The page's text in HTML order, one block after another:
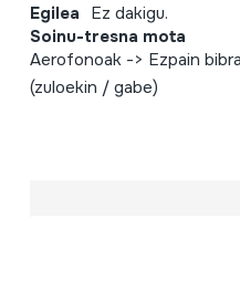
Egilea Ez dakigu.
Soinu-tresna mota
Aerofonoak -> Ezpain
(zuloekin / gabe)